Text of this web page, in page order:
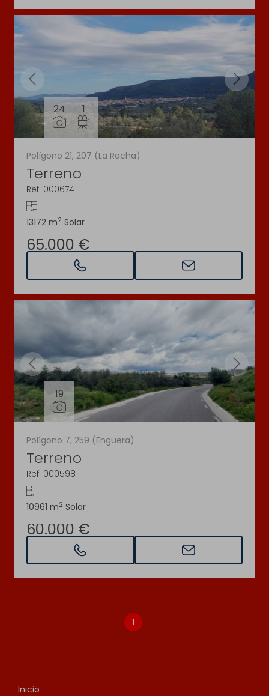
24 1
Polígono 21, 207 (La Rocha)
Terreno
Ref. 000674
13172 m2 Solar
65.000 €
19
Polígono 7, 259 (Enguera)
Terreno
Ref. 000598
10961 m2 Solar
60.000 €
1
Inicio